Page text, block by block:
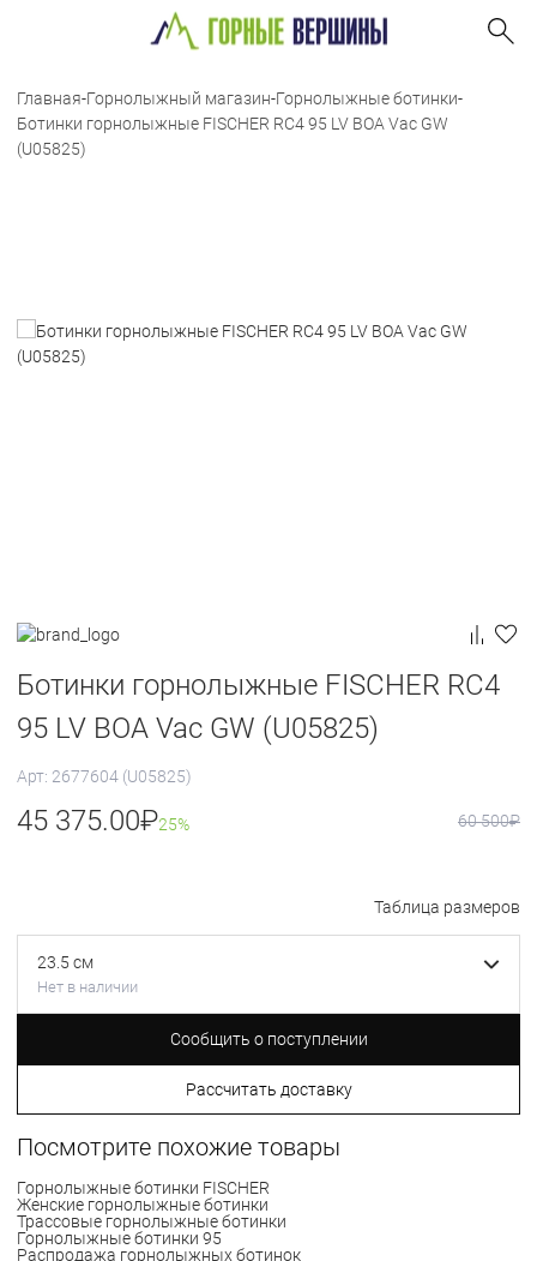
Главная-Горнолыжный магазин-Горнолыжные ботинки-
Ботинки горнолыжные FISCHER RC4 95 LV BOA Vac GW
(U05825)
Ботинки горнолыжные FISCHER RC4
95 LV BOA Vac GW (U05825)
Арт: 2677604 (U05825)
45 375.00₽25% 60 500₽
Таблица размеров
23.5 см
Нет в наличии
Сообщить о поступлении
Рассчитать доставку
Посмотрите похожие товары
Горнолыжные ботинки FISCHER
Женские горнолыжные ботинки
Трассовые горнолыжные ботинки
Горнолыжные ботинки 95
Распродажа горнолыжных ботинок